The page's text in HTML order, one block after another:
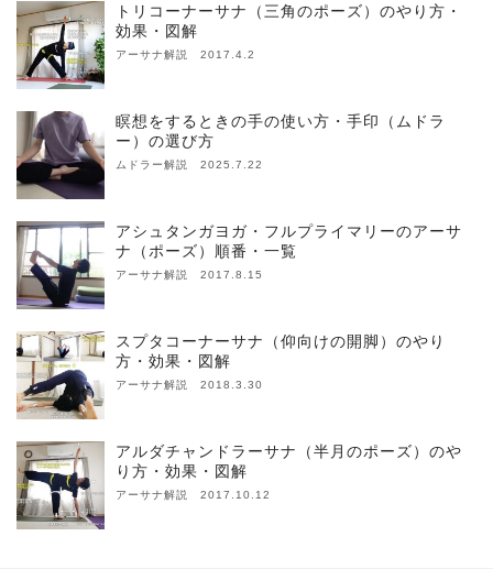
トリコーナーサナ（三角のポーズ）のやり方・
効果・図解
アーサナ解説 2017.4.2
瞑想をするときの手の使い方・手印（ムドラ
ー）の選び方
ムドラー解説 2025.7.22
アシュタンガヨガ・フルプライマリーのアーサ
ナ（ポーズ）順番・一覧
アーサナ解説 2017.8.15
スプタコーナーサナ（仰向けの開脚）のやり
方・効果・図解
アーサナ解説 2018.3.30
アルダチャンドラーサナ（半月のポーズ）のや
り方・効果・図解
アーサナ解説 2017.10.12